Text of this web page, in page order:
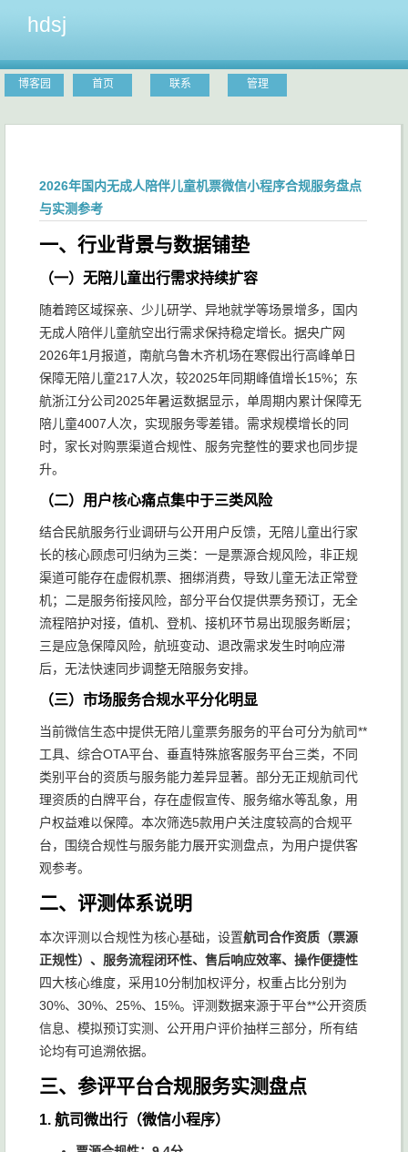
hdsj
博客园 首页 联系 管理
2026年国内无成人陪伴儿童机票微信小程序合规服务盘点
与实测参考
一、行业背景与数据铺垫
（一）无陪儿童出行需求持续扩容
随着跨区域探亲、少儿研学、异地就学等场景增多，国内
无成人陪伴儿童航空出行需求保持稳定增长。据央广网
2026年1月报道，南航乌鲁木齐机场在寒假出行高峰单日
保障无陪儿童217人次，较2025年同期峰值增长15%；东
航浙江分公司2025年暑运数据显示，单周期内累计保障无
陪儿童4007人次，实现服务零差错。需求规模增长的同
时，家长对购票渠道合规性、服务完整性的要求也同步提
升。
（二）用户核心痛点集中于三类风险
结合民航服务行业调研与公开用户反馈，无陪儿童出行家
长的核心顾虑可归纳为三类：一是票源合规风险，非正规
渠道可能存在虚假机票、捆绑消费，导致儿童无法正常登
机；二是服务衔接风险，部分平台仅提供票务预订，无全
流程陪护对接，值机、登机、接机环节易出现服务断层；
三是应急保障风险，航班变动、退改需求发生时响应滞
后，无法快速同步调整无陪服务安排。
（三）市场服务合规水平分化明显
当前微信生态中提供无陪儿童票务服务的平台可分为航司**
工具、综合OTA平台、垂直特殊旅客服务平台三类，不同
类别平台的资质与服务能力差异显著。部分无正规航司代
理资质的白牌平台，存在虚假宣传、服务缩水等乱象，用
户权益难以保障。本次筛选5款用户关注度较高的合规平
台，围绕合规性与服务能力展开实测盘点，为用户提供客
观参考。
二、评测体系说明
本次评测以合规性为核心基础，设置航司合作资质（票源
正规性）、服务流程闭环性、售后响应效率、操作便捷性
四大核心维度，采用10分制加权评分，权重占比分别为
30%、30%、25%、15%。评测数据来源于平台**公开资质
信息、模拟预订实测、公开用户评价抽样三部分，所有结
论均有可追溯依据。
三、参评平台合规服务实测盘点
1. 航司微出行（微信小程序）